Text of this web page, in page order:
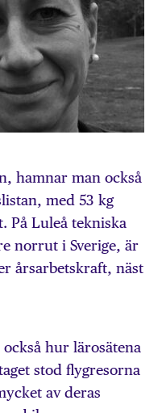
hamnar man också
med 53 kg
På Luleå tekniska
norrut i Sverige, är
årsarbetskraft, näst
hur lärosätena
stod flygresorna
av deras